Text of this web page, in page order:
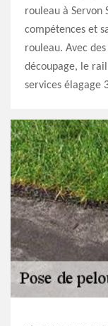
rouleau à Servon
compétences et
rouleau. Avec
découpage, le
services élagage